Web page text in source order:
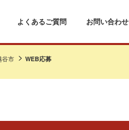
よくあるご質問 お問い合わせ
谷市 WEB応募